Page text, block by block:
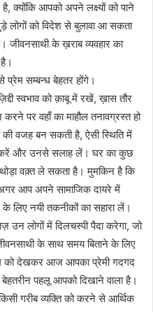
क्योंकि आपको अपने लक्ष्यों को पाने
को विदेश से बुलावा आ सकता
जीवनसाथी के ख़राब व्यवहार का
सम्बन्ध बेहतर होंगे।
स्वभाव को क़ाबू में रखें, ख़ास तौर
पर वहाँ का माहौल तनावग्रस्त हो
वजह बन सकती है, ऐसी स्थिति में
और उनसे सलाह लें। घर का कुछ
वक़्त ले सकता है। मुमकिन है कि
आप अपने सामाजिक दायरे में
लिए नयी तकनीकों का सहारा लें।
लोगों में दिलचस्पी पैदा करेगा, जो
के साथ समय बिताने के लिए
को देखकर आज आपका प्रेमी गदगद
पहलू आपको दिखाने वाला है।
गरीब व्यक्ति को करने से आर्थिक